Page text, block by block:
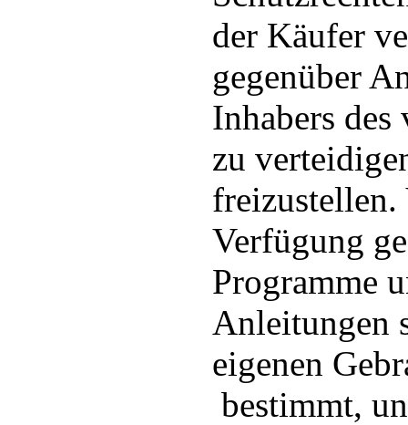
der Käufer
gegenüber
Inhabers des
zu
freizustellen.
Verfügung
Programme
Anleitungen
eigenen
bestimmt,